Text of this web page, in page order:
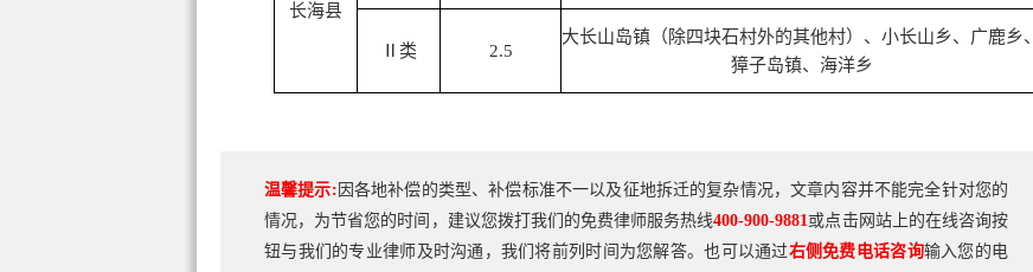
长海县
Ⅱ类 2.5
大长山岛镇（除四块石村外的其他村）、小长山乡、广鹿乡、
獐子岛镇、海洋乡
温馨提示: 因各地补偿的类型、补偿标准不一以及征地拆迁的复杂情况，文章内容并不能完全针对您的
情况，为节省您的时间，建议您拨打我们的免费律师服务热线400-900-9881或点击网站上的在线咨询按
钮与我们的专业律师及时沟通，我们将前列时间为您解答。也可以通过右侧免费电话咨询输入您的电